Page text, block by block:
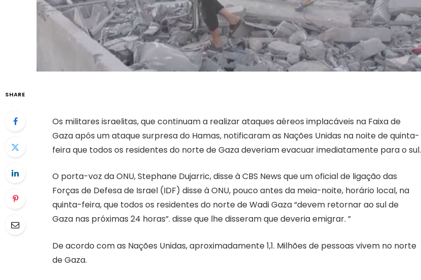
SHARE
Os militares israelitas, que continuam a realizar ataques aéreos implacáveis ​​na Faixa de
Gaza após um ataque surpresa do Hamas, notificaram as Nações Unidas na noite de quinta-
feira que todos os residentes do norte de Gaza deveriam evacuar imediatamente para o sul.
O porta-voz da ONU, Stephane Dujarric, disse à CBS News que um oficial de ligação das
Forças de Defesa de Israel (IDF) disse à ONU, pouco antes da meia-noite, horário local, na
quinta-feira, que todos os residentes do norte de Wadi Gaza “devem retornar ao sul de
Gaza nas próximas 24 horas”. disse que lhe disseram que deveria emigrar. ”
De acordo com as Nações Unidas, aproximadamente 1,1. Milhões de pessoas vivem no norte
de Gaza.